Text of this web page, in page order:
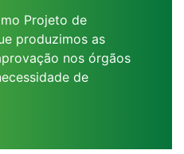
Projeto de
produzimos as
nos órgãos
de